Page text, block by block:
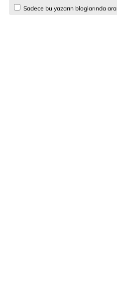
Sadece bu yazarın bloglarında ara